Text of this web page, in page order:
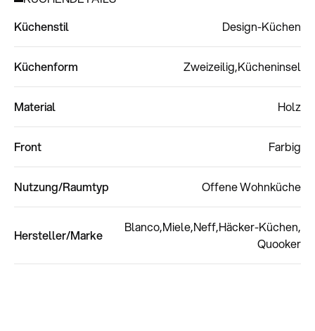
Küchenstil
Design-Küchen
Küchenform Zweizeilig Kücheninsel
Material Holz
Front Farbig
Nutzung/Raumtyp Offene Wohnküche
Hersteller/Marke
Blanco Miele Neff Häcker-Küchen
Quooker